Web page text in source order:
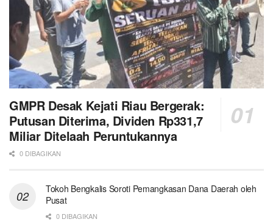
GMPR Desak Kejati Riau Bergerak:
Putusan Diterima, Dividen Rp331,7
Miliar Ditelaah Peruntukannya
0 DIBAGIKAN
Tokoh Bengkalis Soroti Pemangkasan Dana Daerah oleh
Pusat
0 DIBAGIKAN